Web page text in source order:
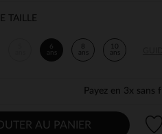
TAILLE
6
ans
8
ans
10
ans
Payez en 3x sans
AU PANIER